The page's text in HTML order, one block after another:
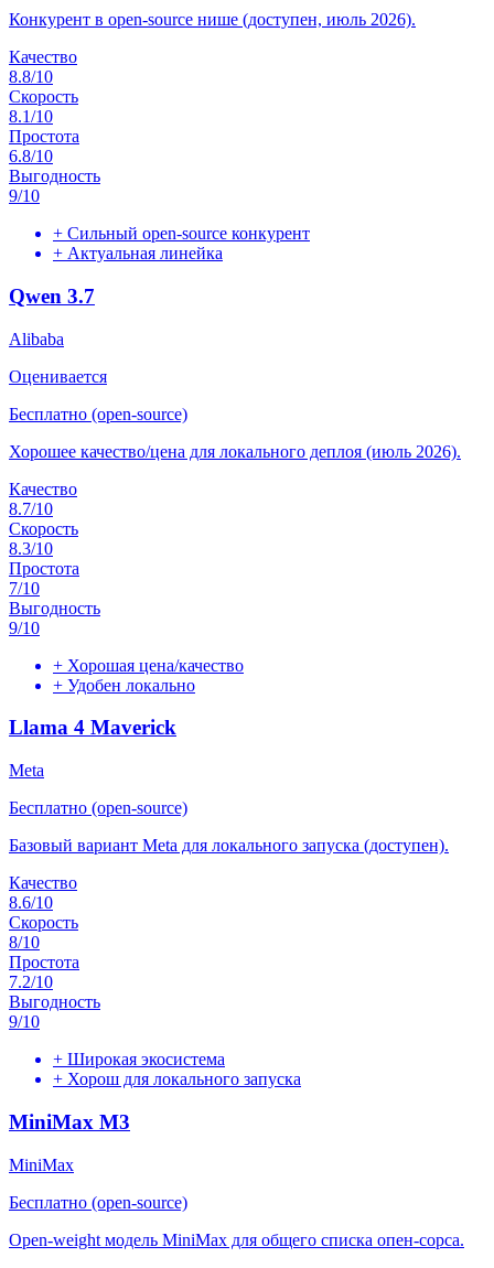
Конкурент в open-source нише (доступен, июль 2026).
Качество
8.8/10
Скорость
8.1/10
Простота
6.8/10
Выгодность
9/10
+ Сильный open-source конкурент
+ Актуальная линейка
Qwen 3.7
Alibaba
Оценивается
Бесплатно (open-source)
Хорошее качество/цена для локального деплоя (июль 2026).
Качество
8.7/10
Скорость
8.3/10
Простота
7/10
Выгодность
9/10
+ Хорошая цена/качество
+ Удобен локально
Llama 4 Maverick
Meta
Бесплатно (open-source)
Базовый вариант Meta для локального запуска (доступен).
Качество
8.6/10
Скорость
8/10
Простота
7.2/10
Выгодность
9/10
+ Широкая экосистема
+ Хорош для локального запуска
MiniMax M3
MiniMax
Бесплатно (open-source)
Open-weight модель MiniMax для общего списка опен-сорса.